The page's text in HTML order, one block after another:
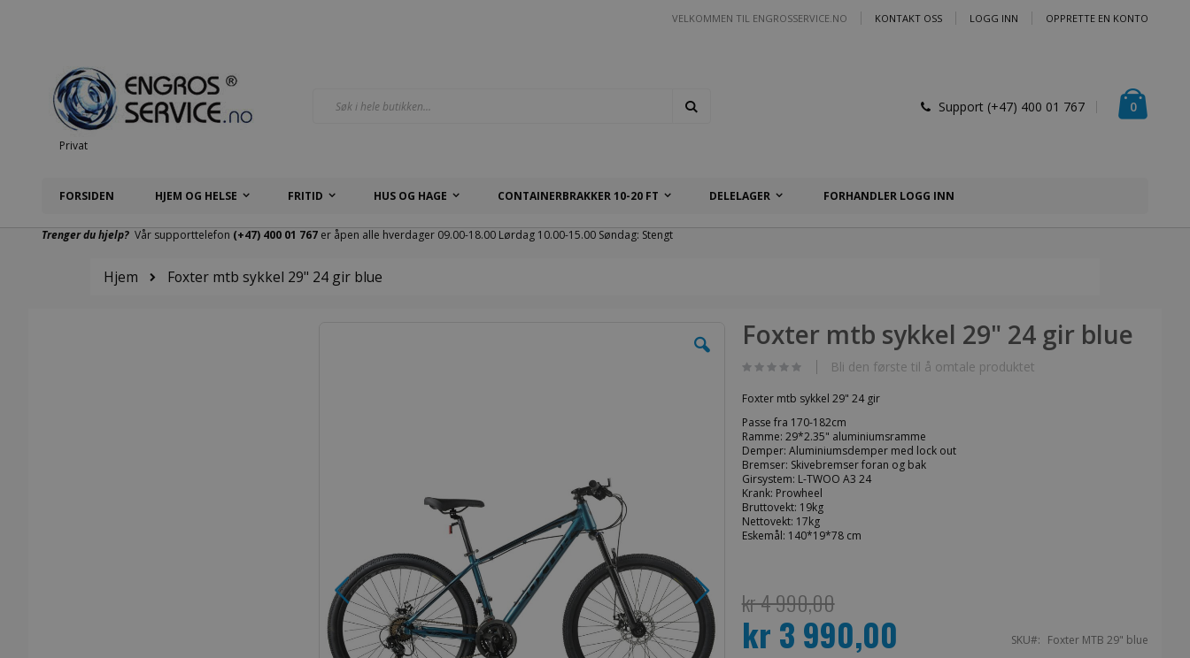
VELKOMMEN TIL ENGROSSERVICE.NO KONTAKT OSS LOGG INN OPPRETTE EN KONTO
Privat
0varer
Support (+47) 400 01 767
FORSIDEN HJEM OG HELSE FRITID HUS OG HAGE CONTAINERBRAKKER 10-20 FT DELELAGER FORHANDLER LOGG INN
Trenger du hjelp? Vår supporttelefon (+47) 400 01 767 er åpen alle hverdager 09.00-18.00 Lørdag 10.00-15.00 Søndag: Stengt
Hjem Foxter mtb sykkel 29" 24 gir blue
Foxter mtb sykkel 29" 24 gir blue
Bli den første til å omtale produktet
Foxter mtb sykkel 29" 24 gir
Passe fra 170-182cm
Ramme: 29*2.35" aluminiumsramme
Demper: Aluminiumsdemper med lock out
Bremser: Skivebremser foran og bak
Girsystem: L-TWOO A3 24
Krank: Prowheel
Bruttovekt: 19kg
Nettovekt: 17kg
Eskemål: 140*19*78 cm
kr 4 990,00
Spesialpris
kr 3 990,00 SKU Foxter MTB 29" blue